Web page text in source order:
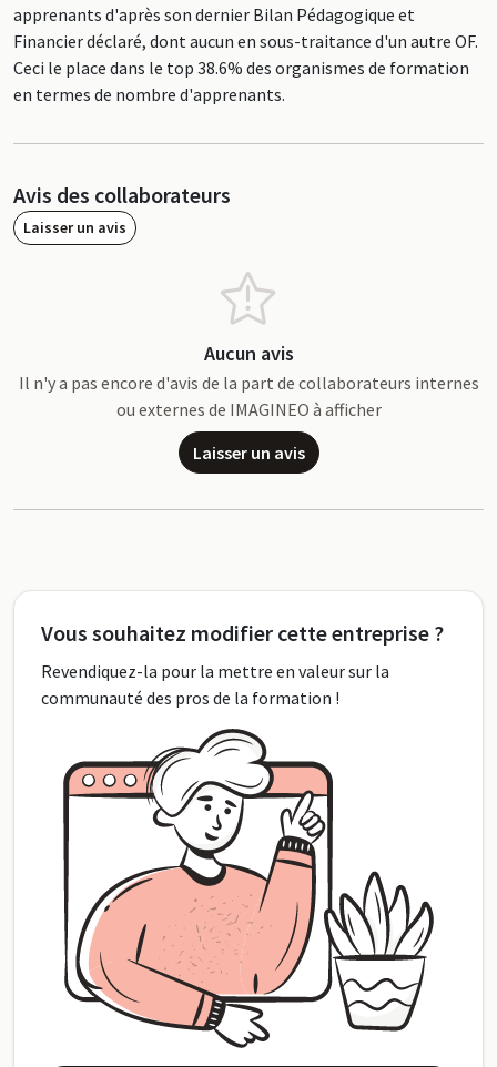
apprenants d'après son dernier Bilan Pédagogique et
Financier déclaré, dont aucun en sous-traitance d'un autre OF.
Ceci le place dans le top 38.6% des organismes de formation
en termes de nombre d'apprenants.
Avis des collaborateurs
Laisser un avis
Aucun avis
Il n'y a pas encore d'avis de la part de collaborateurs internes
ou externes de IMAGINEO à afficher
Laisser un avis
Vous souhaitez modifier cette entreprise ?
Revendiquez-la pour la mettre en valeur sur la
communauté des pros de la formation !